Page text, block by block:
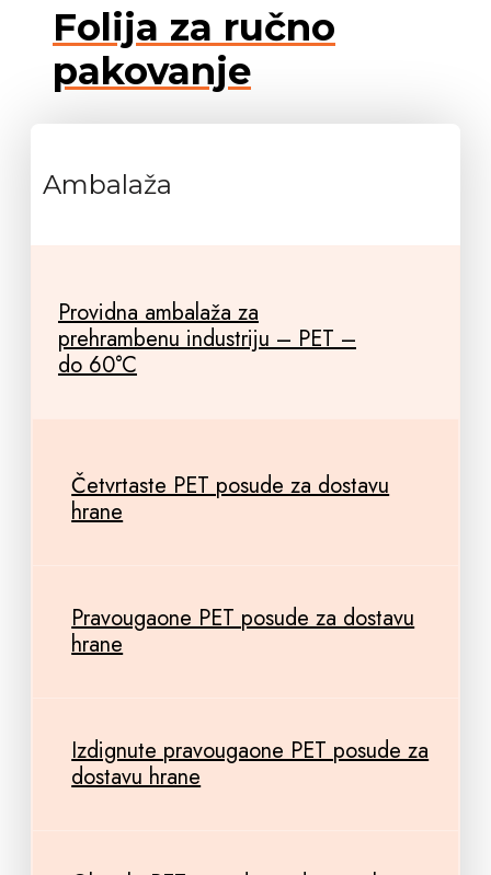
Folija za ručno
pakovanje
Ambalaža
Providna ambalaža za
prehrambenu industriju – PET –
do 60°C
Četvrtaste PET posude za dostavu
hrane
Pravougaone PET posude za dostavu
hrane
Izdignute pravougaone PET posude za
dostavu hrane